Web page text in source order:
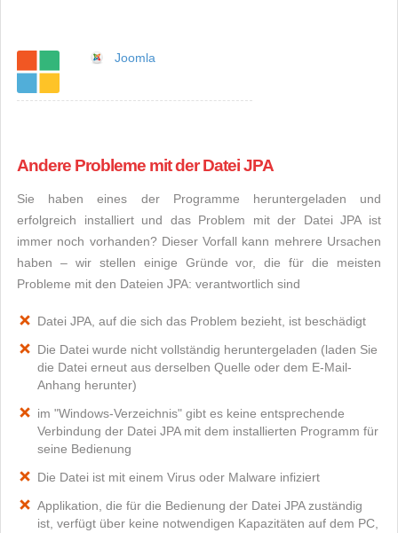
Joomla
Andere Probleme mit der Datei JPA
Sie haben eines der Programme heruntergeladen und
erfolgreich installiert und das Problem mit der Datei JPA ist
immer noch vorhanden? Dieser Vorfall kann mehrere Ursachen
haben – wir stellen einige Gründe vor, die für die meisten
Probleme mit den Dateien JPA: verantwortlich sind
Datei JPA, auf die sich das Problem bezieht, ist beschädigt
Die Datei wurde nicht vollständig heruntergeladen (laden Sie
die Datei erneut aus derselben Quelle oder dem E-Mail-
Anhang herunter)
im "Windows-Verzeichnis" gibt es keine entsprechende
Verbindung der Datei JPA mit dem installierten Programm für
seine Bedienung
Die Datei ist mit einem Virus oder Malware infiziert
Applikation, die für die Bedienung der Datei JPA zuständig
ist, verfügt über keine notwendigen Kapazitäten auf dem PC,